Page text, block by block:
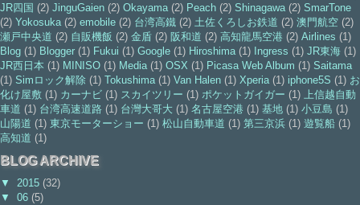
JR四国 (2) JinguGaien (2) Okayama (2) Peach (2) Shinagawa (2) SmarTone
(2) Yokosuka (2) emobile (2) 台湾高鐵 (2) 土佐くろしお鉄道 (2) 澳門航空 (2)
瀬戸中央道 (2) 自販機飯 (2) 金盾 (2) 阪和道 (2) 高知龍馬空港 (2) Airlines (1)
Blog (1) Blogger (1) Fukui (1) Google (1) Hiroshima (1) Ingress (1) JR東海 (1)
JR西日本 (1) MINISO (1) Media (1) OSX (1) Picasa Web Album (1) Saitama
(1) Simロック解除 (1) Tokushima (1) Van Halen (1) Xperia (1) iphone5S (1) お
化け屋敷 (1) カーナビ (1) スカイツリー (1) ポケットガイガー (1)
上信越自動
車道 (1) 台湾高速道路 (1) 台灣大哥大 (1) 名古屋空港 (1) 基地 (1) 小豆島 (1)
山陽道 (1) 東京モーターショー (1) 松山自動車道 (1) 第三京浜 (1) 遊覧船 (1)
高知道 (1)
BLOG ARCHIVE
▼ 2015 (32)
▼ 06 (5)